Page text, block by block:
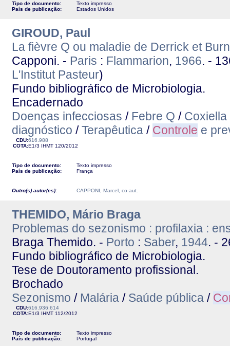
Tipo de documento:
Texto impresso
País de publicação:
Estados Unidos
GIROUD, Paul
La fièvre Q ou maladie de Derrick et
Capponi. - Paris : Flammarion, 1966. -
L'Institut Pasteur)
Fundo bibliográfico de Microbiologia.
Encadernado
Doenças infecciosas / Febre Q /
diagnóstico /Terapêutica / Controle e
CDU:616.988
COTA:E1/3 IHMT 120/2012
Tipo de documento:
Texto impresso
País de publicação:
França
Outro(s) autor(es): CAPPONI, Marcel, co-aut.
THEMIDO, Mário Braga
Problemas do sezonismo : profilaxia :
Braga Themido. - Porto : Saber, 1944. -
Fundo bibliográfico de Microbiologia.
Tese de Doutoramento profissional.
Brochado
Sezonismo / Malária / Saúde pública /
CDU:616.936:614
COTA:E1/3 IHMT 112/2012
Tipo de documento:
Texto impresso
País de publicação:
Portugal